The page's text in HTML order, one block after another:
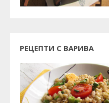
РЕЦЕПТИ С ВАРИВА